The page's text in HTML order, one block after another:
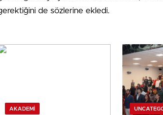
de sözlerine ekledi.
AKADEMI